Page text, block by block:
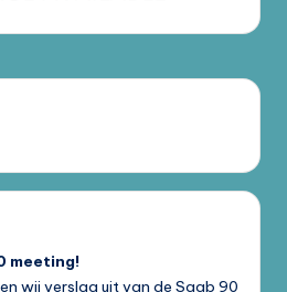
meeting!
wij verslag uit van de Saab 90